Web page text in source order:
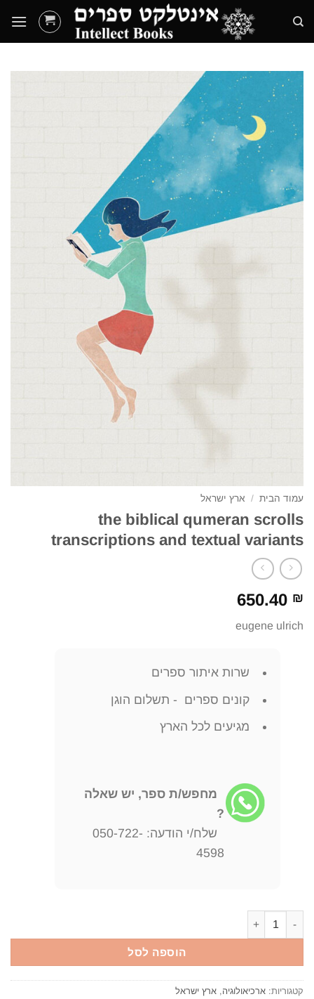
content
עמוד הבית / ארץ ישראל
the biblical qumeran scrolls
transcriptions and textual variants
650.40 ₪
eugene ulrich
שרות איתור ספרים
קונים ספרים - תשלום הוגן
מגיעים לכל הארץ
מחפש/ת ספר, יש שאלה
?
שלח/י הודעה: 050-722-
4598
הוספה לסל
קטגוריות: ארכיאולוגיה, ארץ ישראל